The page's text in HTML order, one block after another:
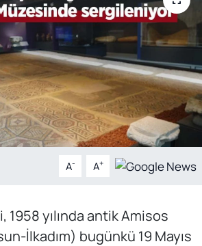
A- A+
1958 yılında antik Amisos
İlkadım) bugünkü 19 Mayıs